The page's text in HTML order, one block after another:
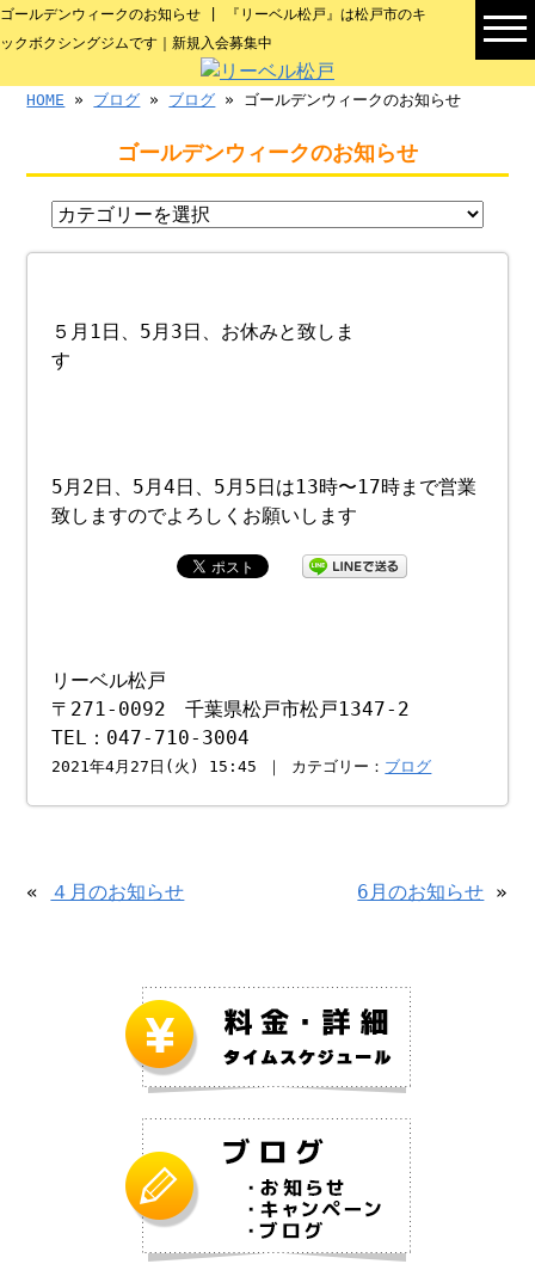
ゴールデンウィークのお知らせ | 『リーベル松戸』は松戸市のキ
ックボクシングジムです｜新規入会募集中
HOME » ブログ » ブログ » ゴールデンウィークのお知らせ
ゴールデンウィークのお知らせ
５月1日、5月3日、お休みと致しま
す
5月2日、5月4日、5月5日は13時〜17時まで営業
致しますのでよろしくお願いします
リーベル松戸
〒271-0092 千葉県松戸市松戸1347-2
TEL：047-710-3004
2021年4月27日(火) 15:45 ｜ カテゴリー： ブログ
« ４月のお知らせ 6月のお知らせ »